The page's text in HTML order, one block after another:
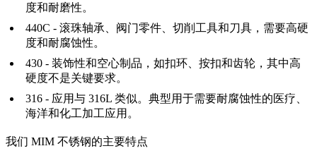
度和耐磨性。
440C - 滚珠轴承、阀门零件、切削工具和刀具，需要高硬
度和耐腐蚀性。
430 - 装饰性和空心制品，如扣环、按扣和齿轮，其中高
硬度不是关键要求。
316 - 应用与 316L 类似。典型用于需要耐腐蚀性的医疗、
海洋和化工加工应用。
我们 MIM 不锈钢的主要特点